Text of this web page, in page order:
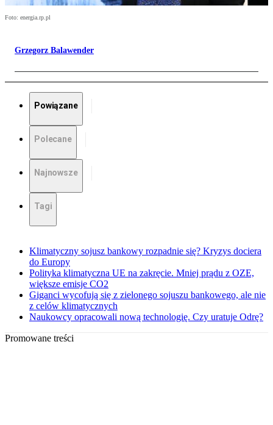
Foto: energia.rp.pl
Grzegorz Balawender
Powiązane
Polecane
Najnowsze
Tagi
Klimatyczny sojusz bankowy rozpadnie się? Kryzys dociera
do Europy
Polityka klimatyczna UE na zakręcie. Mniej prądu z OZE,
większe emisje CO2
Giganci wycofują się z zielonego sojuszu bankowego, ale nie
z celów klimatycznych
Naukowcy opracowali nową technologię. Czy uratuje Odrę?
Promowane treści